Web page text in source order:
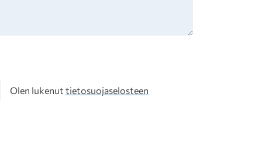
Olen lukenut tietosuojaselosteen